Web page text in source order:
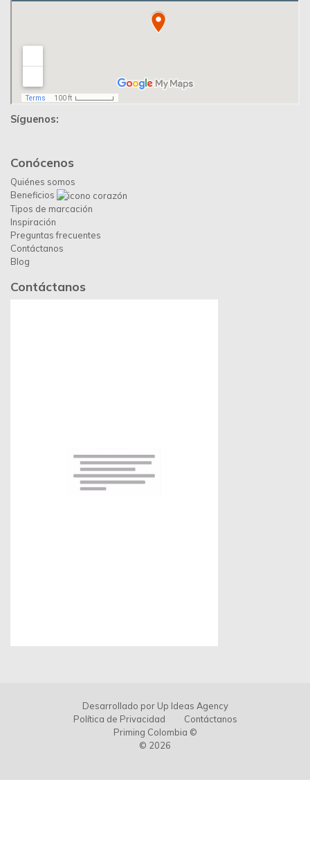
Síguenos:
Conócenos
Quiénes somos
Beneficios
Tipos de marcación
Inspiración
Preguntas frecuentes
Contáctanos
Blog
Contáctanos
Desarrollado por Up Ideas Agency
Política de Privacidad
Contáctanos
Priming Colombia ©
© 2026